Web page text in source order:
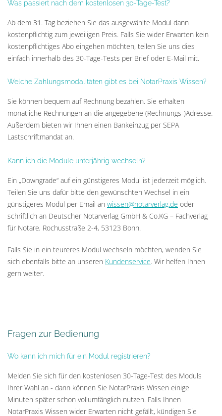
Was passiert nach dem kostenlosen 30-Tage-Test?
Ab dem 31. Tag beziehen Sie das ausgewählte Modul dann
kostenpflichtig zum jeweiligen Preis. Falls Sie wider Erwarten kein
kostenpflichtiges Abo eingehen möchten, teilen Sie uns dies
einfach innerhalb des 30-Tage-Tests per Brief oder E-Mail mit.
Welche Zahlungsmodalitäten gibt es bei NotarPraxis Wissen?
Sie können bequem auf Rechnung bezahlen. Sie erhalten
monatliche Rechnungen an die angegebene (Rechnungs-)Adresse.
Außerdem bieten wir Ihnen einen Bankeinzug per SEPA
Lastschriftmandat an.
Kann ich die Module unterjährig wechseln?
Ein „Downgrade“ auf ein günstigeres Modul ist jederzeit möglich.
Teilen Sie uns dafür bitte den gewünschten Wechsel in ein
günstigeres Modul per Email an wissen@notarverlag.de oder
schriftlich an Deutscher Notarverlag GmbH & Co.KG – Fachverlag
für Notare, Rochusstraße 2-4, 53123 Bonn.
Falls Sie in ein teureres Modul wechseln möchten, wenden Sie
sich ebenfalls bitte an unseren Kundenservice. Wir helfen Ihnen
gern weiter.
Fragen zur Bedienung
Wo kann ich mich für ein Modul registrieren?
Melden Sie sich für den kostenlosen 30-Tage-Test des Moduls
Ihrer Wahl an - dann können Sie NotarPraxis Wissen einige
Minuten später schon vollumfänglich nutzen. Falls Ihnen
NotarPraxis Wissen wider Erwarten nicht gefällt, kündigen Sie